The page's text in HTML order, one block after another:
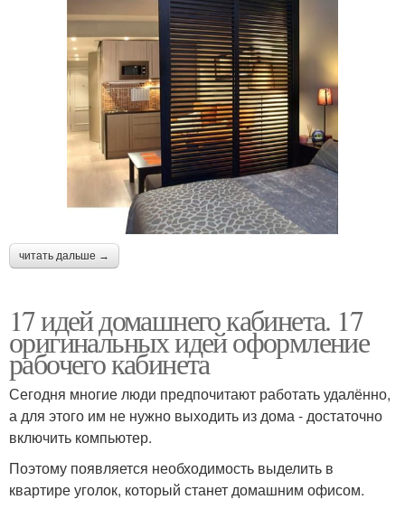
читать дальше →
17 идей домашнего кабинета. 17
оригинальных идей оформление
рабочего кабинета
Сегодня многие люди предпочитают работать удалённо,
а для этого им не нужно выходить из дома - достаточно
включить компьютер.
Поэтому появляется необходимость выделить в
квартире уголок, который станет домашним офисом.